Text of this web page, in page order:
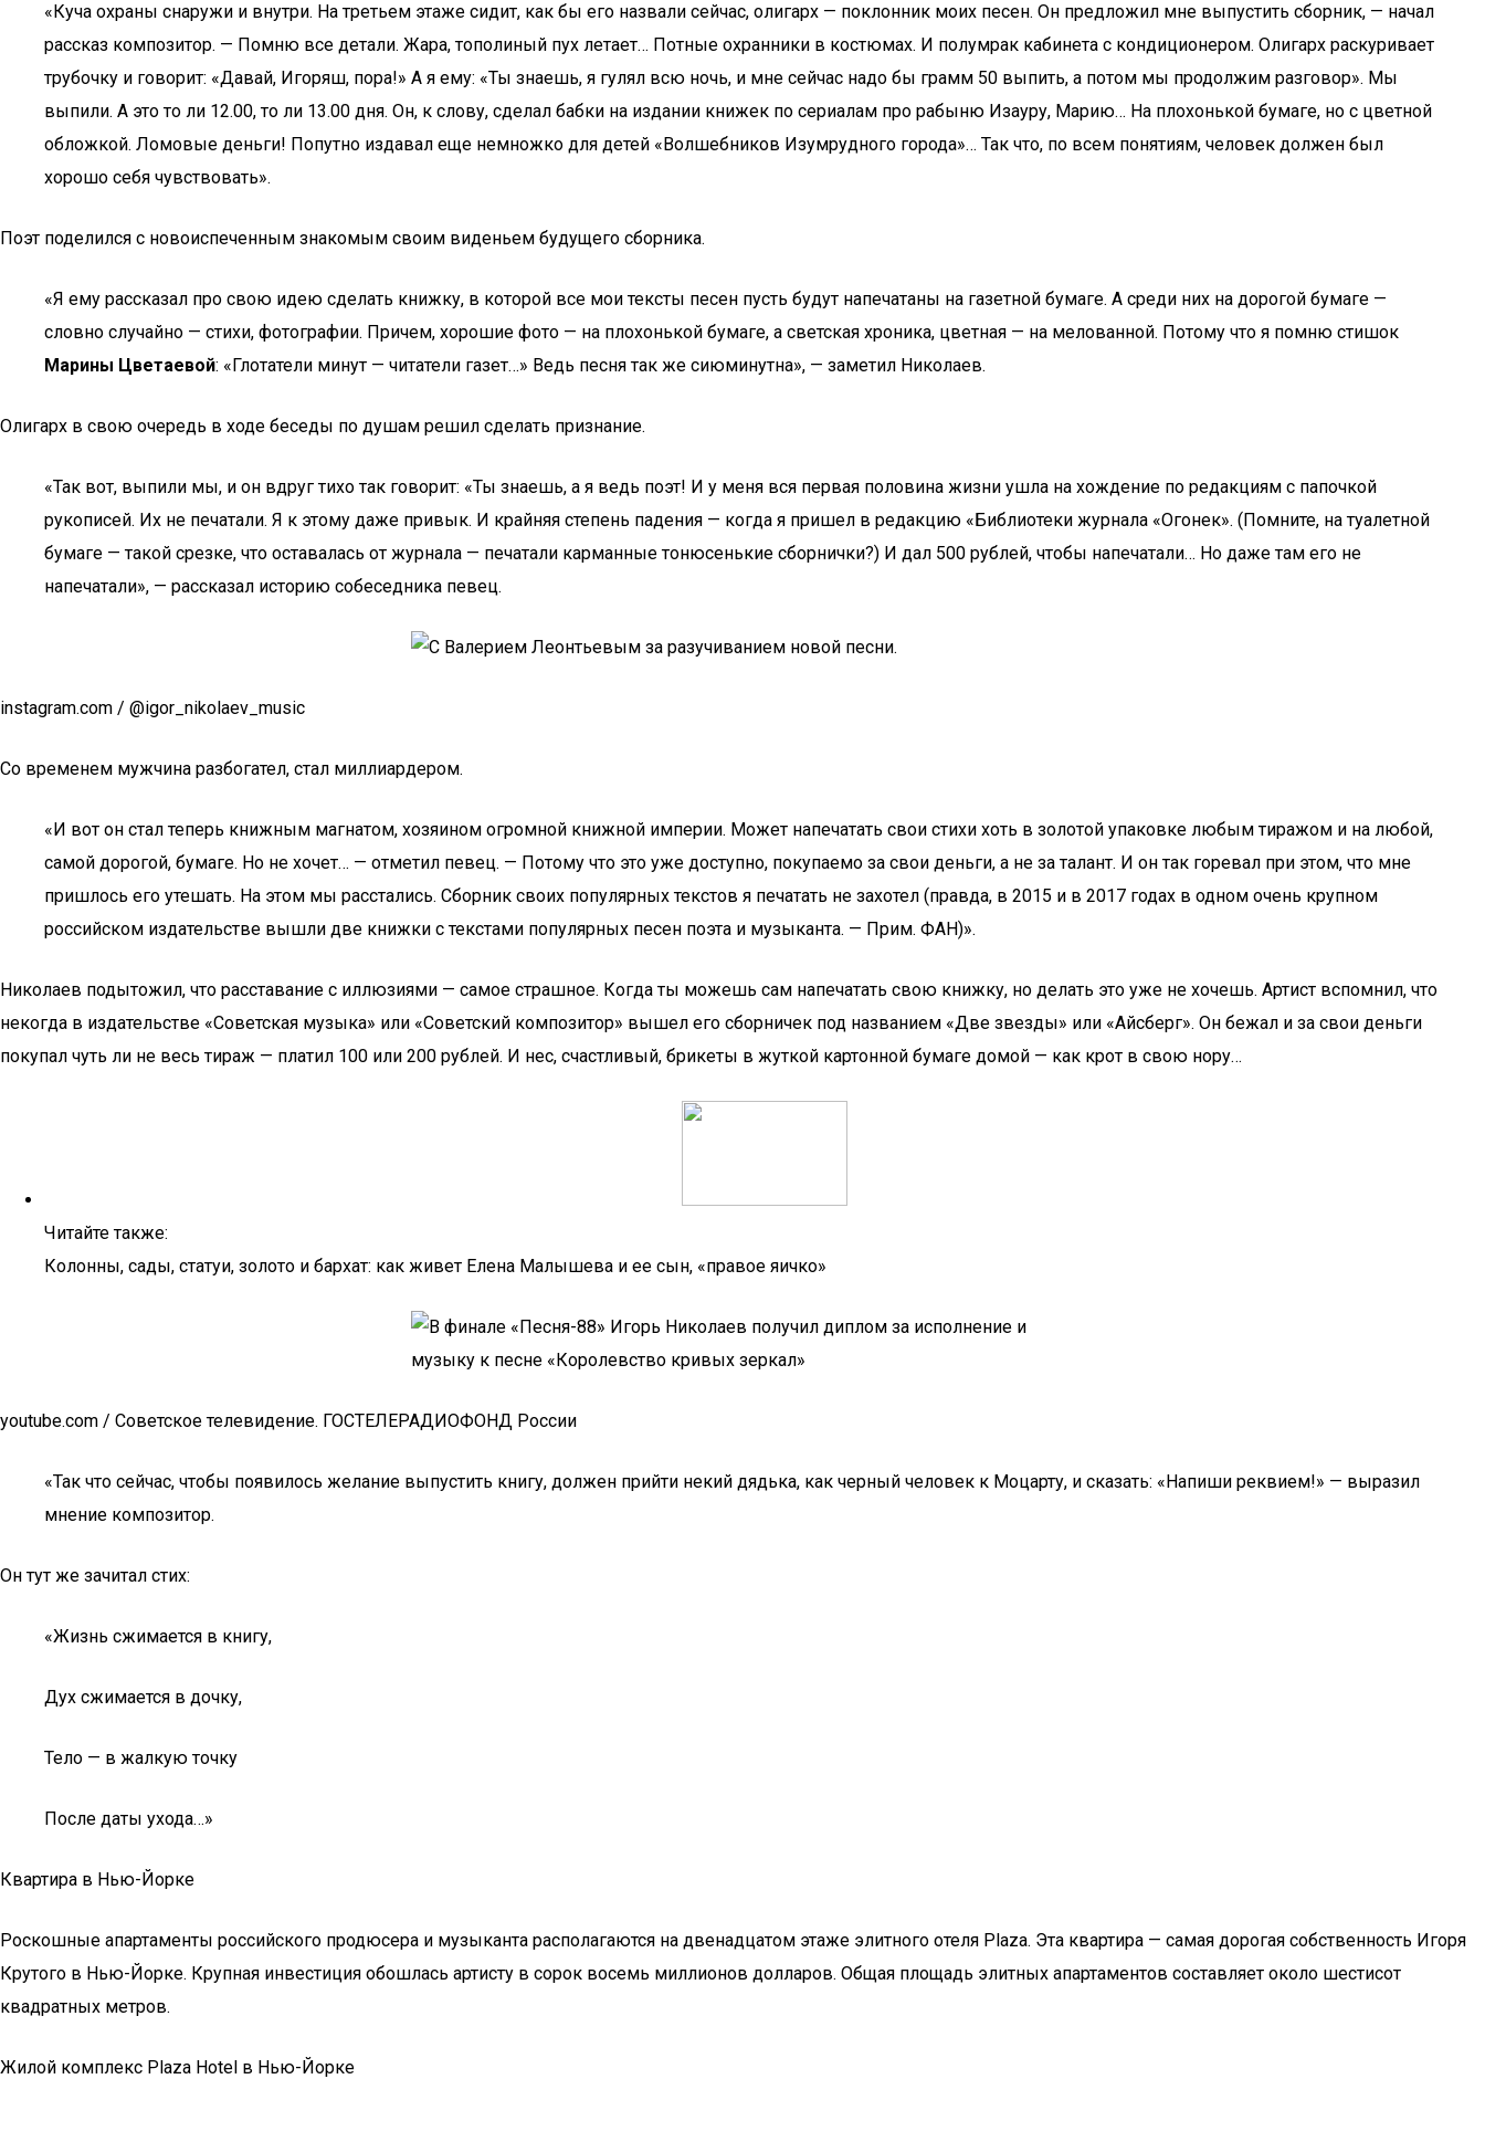
«Куча охраны снаружи и внутри. На третьем этаже сидит, как бы его назвали сейчас, олигарх — поклонник моих песен. Он предложил мне выпустить сборник, — начал
рассказ композитор. — Помню все детали. Жара, тополиный пух летает… Потные охранники в костюмах. И полумрак кабинета с кондиционером. Олигарх раскуривает
трубочку и говорит: «Давай, Игоряш, пора!» А я ему: «Ты знаешь, я гулял всю ночь, и мне сейчас надо бы грамм 50 выпить, а потом мы продолжим разговор». Мы
выпили. А это то ли 12.00, то ли 13.00 дня. Он, к слову, сделал бабки на издании книжек по сериалам про рабыню Изауру, Марию… На плохонькой бумаге, но с цветной
обложкой. Ломовые деньги! Попутно издавал еще немножко для детей «Волшебников Изумрудного города»… Так что, по всем понятиям, человек должен был
хорошо себя чувствовать».
Поэт поделился с новоиспеченным знакомым своим виденьем будущего сборника.
«Я ему рассказал про свою идею сделать книжку, в которой все мои тексты песен пусть будут напечатаны на газетной бумаге. А среди них на дорогой бумаге —
словно случайно — стихи, фотографии. Причем, хорошие фото — на плохонькой бумаге, а светская хроника, цветная — на мелованной. Потому что я помню стишок
Марины Цветаевой: «Глотатели минут — читатели газет…» Ведь песня так же сиюминутна», — заметил Николаев.
Олигарх в свою очередь в ходе беседы по душам решил сделать признание.
«Так вот, выпили мы, и он вдруг тихо так говорит: «Ты знаешь, а я ведь поэт! И у меня вся первая половина жизни ушла на хождение по редакциям с папочкой
рукописей. Их не печатали. Я к этому даже привык. И крайняя степень падения — когда я пришел в редакцию «Библиотеки журнала «Огонек». (Помните, на туалетной
бумаге — такой срезке, что оставалась от журнала — печатали карманные тонюсенькие сборнички?) И дал 500 рублей, чтобы напечатали… Но даже там его не
напечатали», — рассказал историю собеседника певец.
instagram.com / @igor_nikolaev_music
Со временем мужчина разбогател, стал миллиардером.
«И вот он стал теперь книжным магнатом, хозяином огромной книжной империи. Может напечатать свои стихи хоть в золотой упаковке любым тиражом и на любой,
самой дорогой, бумаге. Но не хочет… — отметил певец. — Потому что это уже доступно, покупаемо за свои деньги, а не за талант. И он так горевал при этом, что мне
пришлось его утешать. На этом мы расстались. Сборник своих популярных текстов я печатать не захотел (правда, в 2015 и в 2017 годах в одном очень крупном
российском издательстве вышли две книжки с текстами популярных песен поэта и музыканта. — Прим. ФАН)».
Николаев подытожил, что расставание с иллюзиями — самое страшное. Когда ты можешь сам напечатать свою книжку, но делать это уже не хочешь. Артист вспомнил, что
некогда в издательстве «Советская музыка» или «Советский композитор» вышел его сборничек под названием «Две звезды» или «Айсберг». Он бежал и за свои деньги
покупал чуть ли не весь тираж — платил 100 или 200 рублей. И нес, счастливый, брикеты в жуткой картонной бумаге домой — как крот в свою нору…
Читайте также:
Колонны, сады, статуи, золото и бархат: как живет Елена Малышева и ее сын, «правое яичко»
youtube.com / Советское телевидение. ГОСТЕЛЕРАДИОФОНД России
«Так что сейчас, чтобы появилось желание выпустить книгу, должен прийти некий дядька, как черный человек к Моцарту, и сказать: «Напиши реквием!» — выразил
мнение композитор.
Он тут же зачитал стих:
«Жизнь сжимается в книгу,
Дух сжимается в дочку,
Тело — в жалкую точку
После даты ухода…»
Квартира в Нью-Йорке
Роскошные апартаменты российского продюсера и музыканта располагаются на двенадцатом этаже элитного отеля Plaza. Эта квартира — самая дорогая собственность Игоря
Крутого в Нью-Йорке. Крупная инвестиция обошлась артисту в сорок восемь миллионов долларов. Общая площадь элитных апартаментов составляет около шестисот
квадратных метров.
Жилой комплекс Plaza Hotel в Нью-Йорке